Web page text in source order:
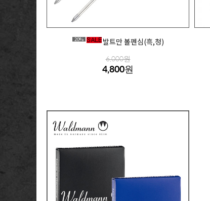
20% 발트만 볼펜심(흑,청)
6,000원
4,800원